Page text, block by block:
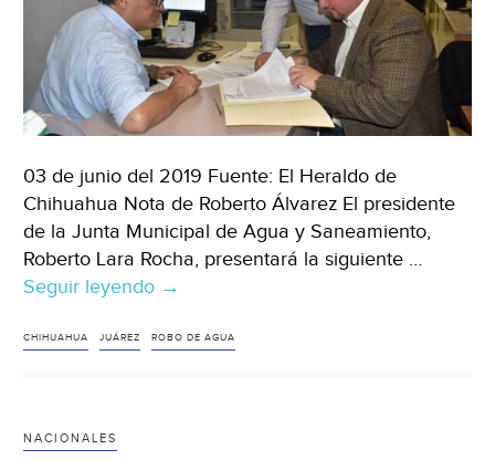
03 de junio del 2019 Fuente: El Heraldo de
Chihuahua Nota de Roberto Álvarez El presidente
de la Junta Municipal de Agua y Saneamiento,
Roberto Lara Rocha, presentará la siguiente …
Seguir leyendo Chihuahua:
8
→
CHIHUAHUA JUÁREZ ROBO DE AGUA
NACIONALES